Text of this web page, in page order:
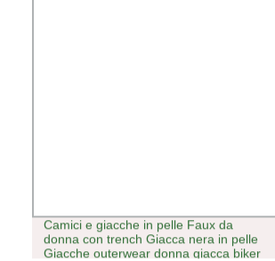
Camici e giacche in pelle Faux da
donna con trench Giacca nera in pelle
Giacche outerwear donna giacca biker